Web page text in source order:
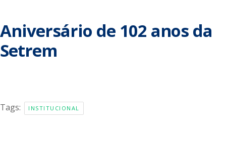
Aniversário de 102 anos da
Setrem
Tags: INSTITUCIONAL